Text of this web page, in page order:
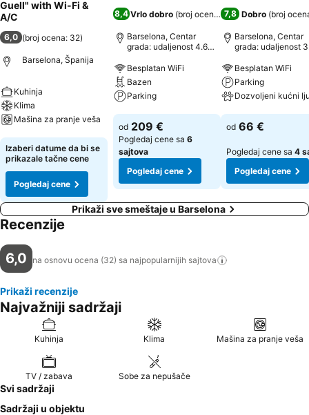
Guell" with Wi-Fi &
A/C
6,0 (broj ocena: 32)
Barselona, Španija
Kuhinja
Klima
Mašina za pranje veša
Pogledaj cene
Izaberi datume da bi se
prikazale tačne cene
Pogledaj cene
8,4 Vrlo dobro (broj ocena: 12.264)
Barselona, Centar
grada: udaljenost 4.6
Besplatan WiFi
Bazen
Parking
Pogledaj cene
od 209 €
Pogledaj cene sa 6
sajtova
Pogledaj cene
7,8 Dobro (broj
Barselona, Centar
grada: udaljenost
Besplatan WiFi
Parking
Pogledaj cene
od 66 €
Pogledaj cene sa 4
Pogledaj cene
Prikaži sve smeštaje u Barselona
Recenzije
6,0 na osnovu ocena (32) sa najpopularnijih sajtova
Prikaži recenzije
Najvažniji sadržaji
Kuhinja Klima Mašina za pranje veša
TV / zabava Sobe za nepušače
Svi sadržaji
Sadržaji u objektu